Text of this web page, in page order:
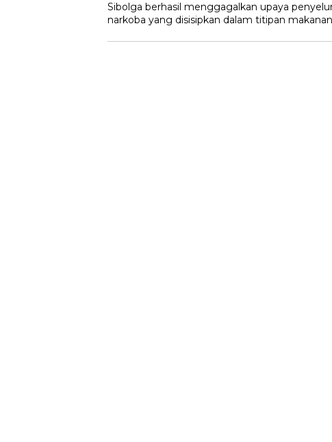
Sibolga berhasil menggagalkan upaya
narkoba yang disisipkan dalam titipan